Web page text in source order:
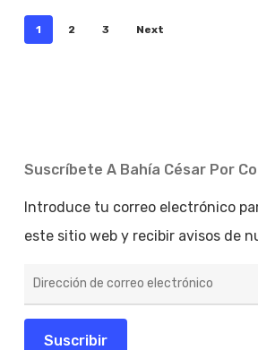
1 2 3 Next
Suscríbete A Bahía César Por
Introduce tu correo electrónico
este sitio web y recibir avisos de
de
electrónico
Suscribir